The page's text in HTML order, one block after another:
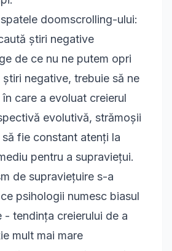
doomscrolling-ului:
știri negative
de ce nu ne putem opri
negative, trebuie să ne
care a evoluat creierul
evolutivă, strămoșii
fie constant atenți la
pentru a supraviețui.
de supraviețuire s-a
psihologii numesc biasul
- tendința creierului de a
mult mai mare